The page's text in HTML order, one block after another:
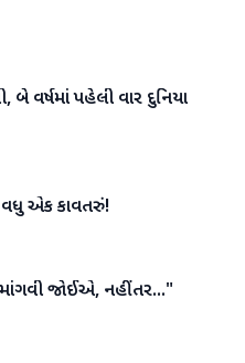
વર્ષમાં પહેલી વાર દુનિયા
વધુ એક કાવતરું!
માંગવી જોઈએ, નહીંતર..."